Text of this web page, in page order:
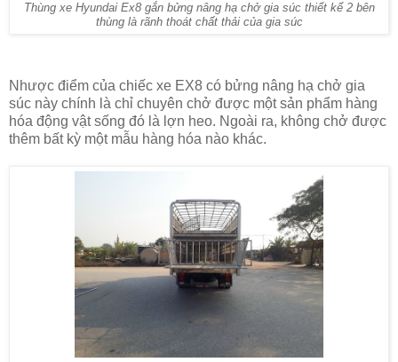
Thùng xe Hyundai Ex8 gắn bửng nâng hạ chở gia súc thiết kế 2 bên
thùng là rãnh thoát chất thải của gia súc
Nhược điểm của chiếc xe EX8 có bửng nâng hạ chở gia
súc này chính là chỉ chuyên chở được một sản phẩm hàng
hóa động vật sống đó là lợn heo. Ngoài ra, không chở được
thêm bất kỳ một mẫu hàng hóa nào khác.